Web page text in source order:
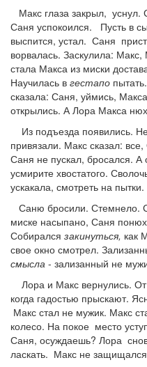
Макс глаза закрыл,
Саня успокоился. Пусть в
выспится, устал. Саня
ворвалась. Заскулила:
стала Макса из миски
Научилась в гестапо
сказала: Саня, уймись,
открылись. А Лора Макса
Из подъезда появились.
привязали. Макс сказал:
Саня не пускал, бросался.
усмирите хвостатого.
ускакала, смотреть на пытки.
Саню бросили. Стемнело.
миске насыпано, Саня
Собирался закинуться, как
свое окно смотрел.
смысла - зализанный не
Лора и Макс вернулись. От
когда гадостью прыскают.
Макс стал не мужик. Макс
колесо. На покое место
Саня, осуждаешь? Лора
ласкать. Макс не